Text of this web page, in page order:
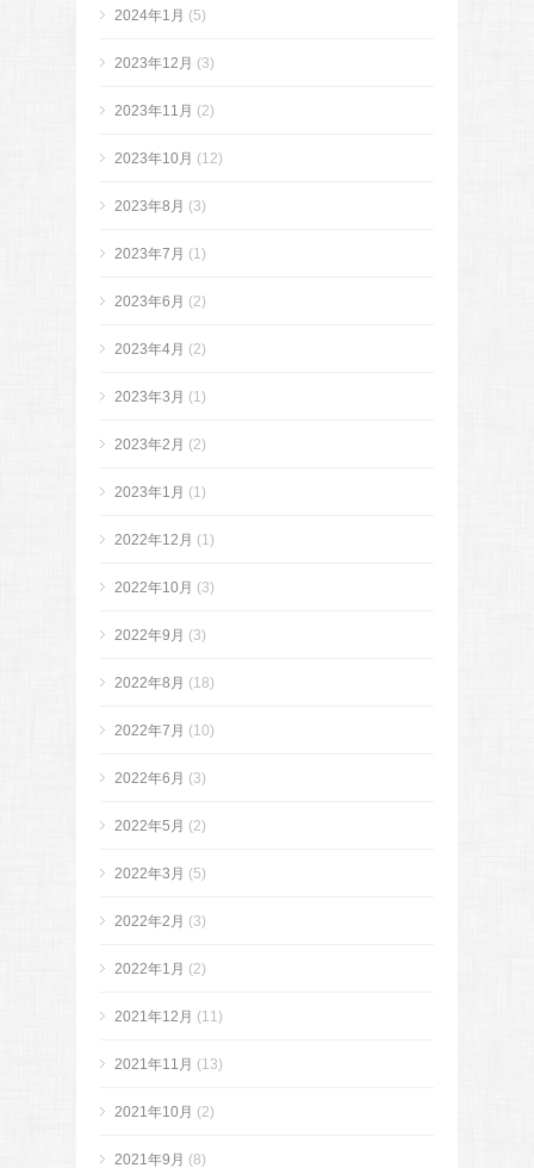
2024年1月 (5)
2023年12月 (3)
2023年11月 (2)
2023年10月 (12)
2023年8月 (3)
2023年7月 (1)
2023年6月 (2)
2023年4月 (2)
2023年3月 (1)
2023年2月 (2)
2023年1月 (1)
2022年12月 (1)
2022年10月 (3)
2022年9月 (3)
2022年8月 (18)
2022年7月 (10)
2022年6月 (3)
2022年5月 (2)
2022年3月 (5)
2022年2月 (3)
2022年1月 (2)
2021年12月 (11)
2021年11月 (13)
2021年10月 (2)
2021年9月 (8)